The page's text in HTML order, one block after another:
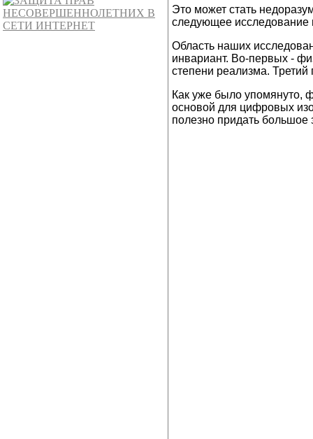
Это может стать
следующее исследование
Область наших
инвариант. Во-первых -
степени реализма.
Как уже было упомянуто,
основой для цифровых
полезно придать большое